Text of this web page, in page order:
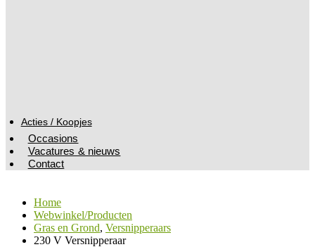
Acties / Koopjes
Occasions
Vacatures & nieuws
Contact
Home
Webwinkel/Producten
Gras en Grond, Versnipperaars
230 V Versnipperaar